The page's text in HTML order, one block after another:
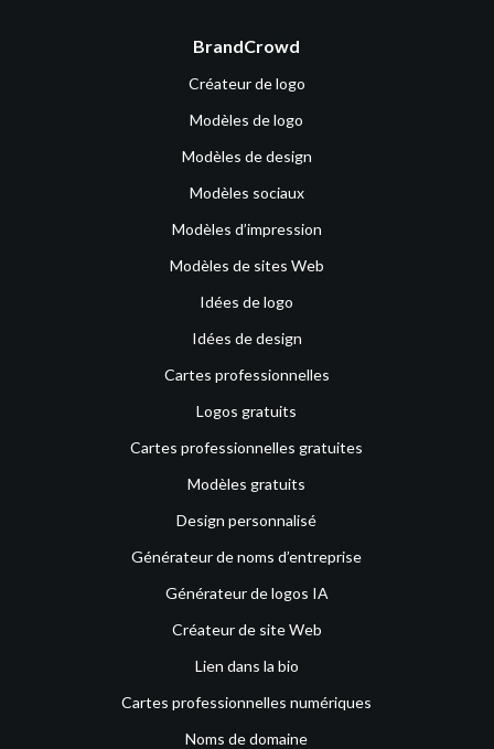
BrandCrowd
Créateur de logo
Modèles de logo
Modèles de design
Modèles sociaux
Modèles d’impression
Modèles de sites Web
Idées de logo
Idées de design
Cartes professionnelles
Logos gratuits
Cartes professionnelles gratuites
Modèles gratuits
Design personnalisé
Générateur de noms d’entreprise
Générateur de logos IA
Créateur de site Web
Lien dans la bio
Cartes professionnelles numériques
Noms de domaine